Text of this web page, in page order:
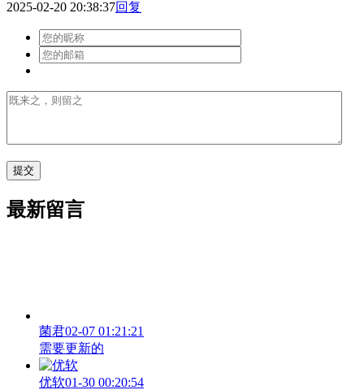
2025-02-20 20:38:37回复
最新留言
菌君02-07 01:21:21
需要更新的
优软01-30 00:20:54